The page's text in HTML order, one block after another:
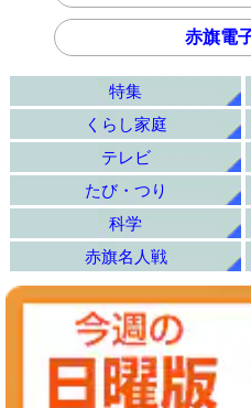
赤旗電
特集
くらし家庭
テレビ
たび・つり
科学
赤旗名人戦